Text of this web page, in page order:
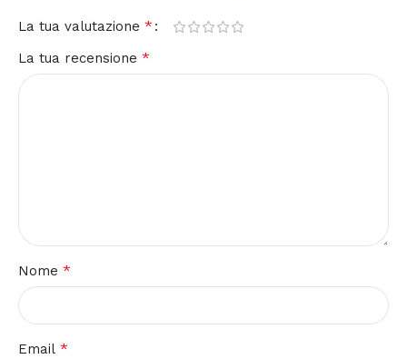
La tua valutazione *
La tua recensione *
Nome *
Email *